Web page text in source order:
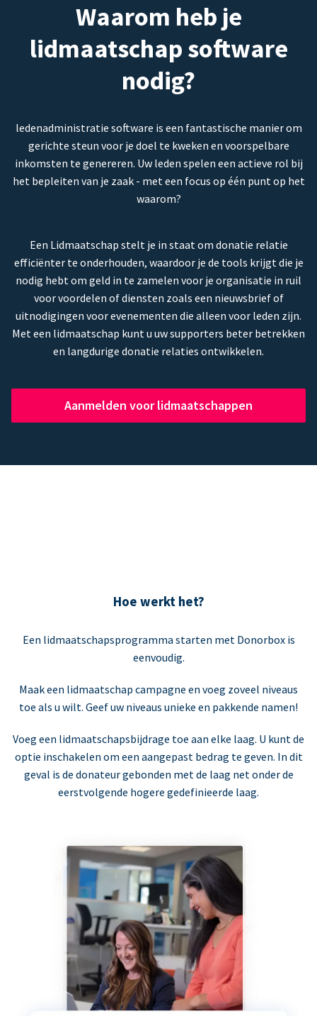
Waarom heb je
lidmaatschap software
nodig?
ledenadministratie software is een fantastische manier om
gerichte steun voor je doel te kweken en voorspelbare
inkomsten te genereren. Uw leden spelen een actieve rol bij
het bepleiten van je zaak - met een focus op één punt op het
waarom?
Een Lidmaatschap stelt je in staat om donatie relatie
efficiënter te onderhouden, waardoor je de tools krijgt die je
nodig hebt om geld in te zamelen voor je organisatie in ruil
voor voordelen of diensten zoals een nieuwsbrief of
uitnodigingen voor evenementen die alleen voor leden zijn.
Met een lidmaatschap kunt u uw supporters beter betrekken
en langdurige donatie relaties ontwikkelen.
Aanmelden voor lidmaatschappen
Hoe werkt het?
Een lidmaatschapsprogramma starten met Donorbox is
eenvoudig.
Maak een lidmaatschap campagne en voeg zoveel niveaus
toe als u wilt. Geef uw niveaus unieke en pakkende namen!
Voeg een lidmaatschapsbijdrage toe aan elke laag. U kunt de
optie inschakelen om een aangepast bedrag te geven. In dit
geval is de donateur gebonden met de laag net onder de
eerstvolgende hogere gedefinieerde laag.